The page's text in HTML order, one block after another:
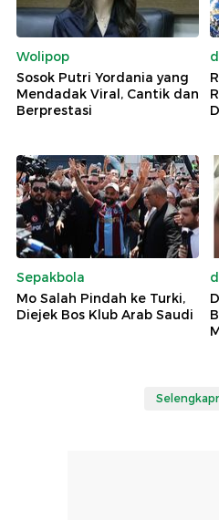
Wolipop
Sosok Putri Yordania yang
Mendadak Viral, Cantik dan
Berprestasi
Sepakbola
Mo Salah Pindah ke Turki,
Diejek Bos Klub Arab Saudi